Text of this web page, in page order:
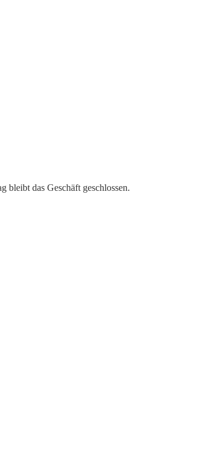
bleibt das Geschäft geschlossen.